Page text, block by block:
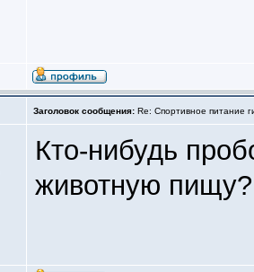
Заголовок сообщения: Re: Спортивное питание
Кто-нибудь
животную